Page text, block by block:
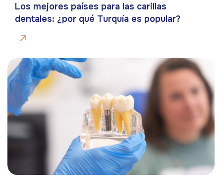
Los mejores países para las carillas
dentales: ¿por qué Turquía es popular?